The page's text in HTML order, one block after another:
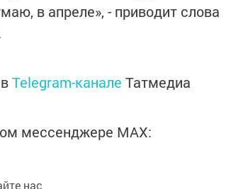
в апреле», - приводит слова
Telegram-канале Татмедиа
мессенджере MАХ:
нас